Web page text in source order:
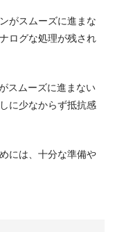
がスムーズに進まな
ログな処理が残され
スムーズに進まない
に少なからず抵抗感
には、十分な準備や